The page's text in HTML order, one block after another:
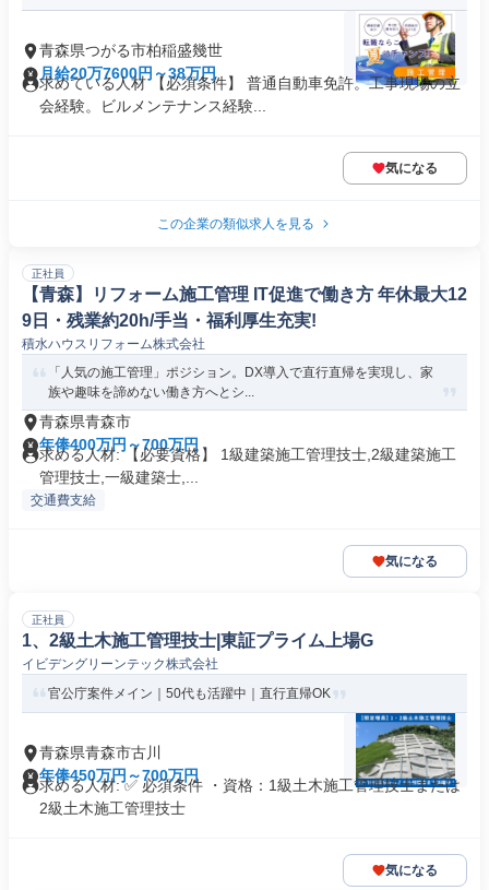
青森県つがる市柏稲盛幾世
月給20万7600円～38万円
求めている人材 【必須条件】 普通自動車免許。工事現場の立
会経験。ビルメンテナンス経験...
気になる
この企業の類似求人を見る
正社員
【青森】リフォーム施工管理 IT促進で働き方 年休最大12
9日・残業約20h/手当・福利厚生充実!
積水ハウスリフォーム株式会社
「人気の施工管理」ポジション。DX導入で直行直帰を実現し、家
族や趣味を諦めない働き方へとシ...
青森県青森市
年俸400万円～700万円
求める人材: 【必要資格】 1級建築施工管理技士,2級建築施工
管理技士,一級建築士,...
交通費支給
気になる
正社員
1、2級土木施工管理技士|東証プライム上場G
イビデングリーンテック株式会社
官公庁案件メイン｜50代も活躍中｜直行直帰OK
青森県青森市古川
年俸450万円～700万円
求める人材: ✅ 必須条件 ・資格：1級土木施工管理技士または
2級土木施工管理技士
気になる